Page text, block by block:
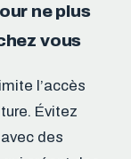
ne plus
vous
l’accès
Évitez
des